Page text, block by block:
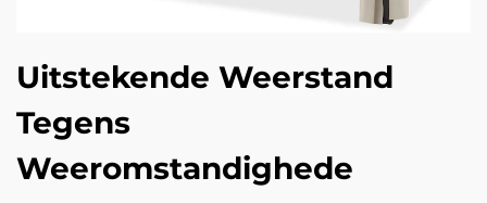
Uitstekende Weerstand
Tegens
Weeromstandighede